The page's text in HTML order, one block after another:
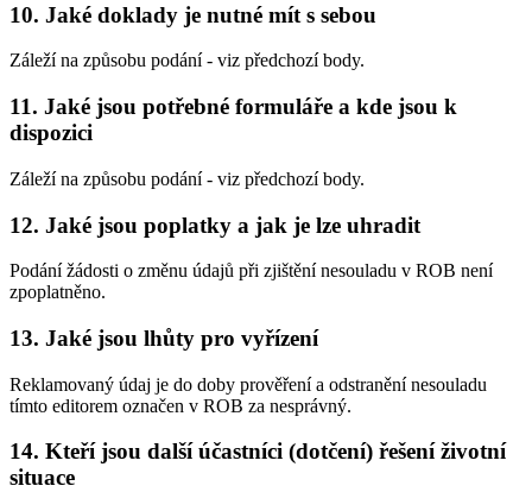
10. Jaké doklady je nutné mít s sebou
Záleží na způsobu podání - viz předchozí body.
11. Jaké jsou potřebné formuláře a kde jsou k
dispozici
Záleží na způsobu podání - viz předchozí body.
12. Jaké jsou poplatky a jak je lze uhradit
Podání žádosti o změnu údajů při zjištění nesouladu v ROB není
zpoplatněno.
13. Jaké jsou lhůty pro vyřízení
Reklamovaný údaj je do doby prověření a odstranění nesouladu
tímto editorem označen v ROB za nesprávný.
14. Kteří jsou další účastníci (dotčení) řešení životní
situace